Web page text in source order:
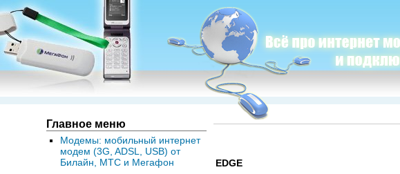
Главное меню
Модемы: мобильный интернет
модем (3G, ADSL, USB) от
Билайн, МТС и Мегафон
EDGE